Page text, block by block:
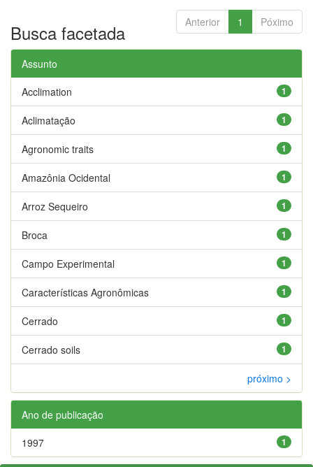
Anterior 1 Póximo
Busca facetada
Assunto
1
Acclimation
1
Aclimatação
1
Agronomic traits
1
Amazônia Ocidental
1
Arroz Sequeiro
1
Broca
1
Campo Experimental
1
Características Agronômicas
1
Cerrado
1
Cerrado soils
próximo >
Ano de publicação
1
1997